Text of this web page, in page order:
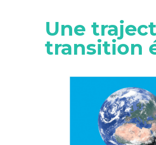
Une
transition